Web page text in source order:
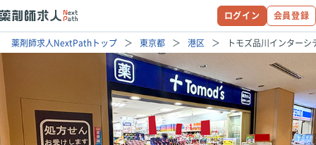
ログイン 会員登録
薬剤師求人NextPathトップ 東京都 港区 トモズ品川インター